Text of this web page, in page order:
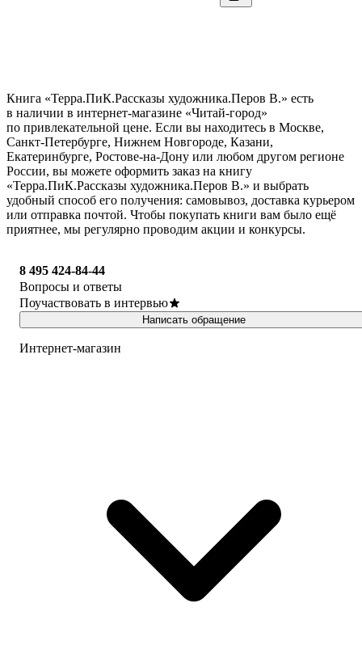
Книга «Терра.ПиК.Рассказы художника.Перов В.» есть
в наличии в интернет-магазине «Читай-город»
по привлекательной цене. Если вы находитесь в Москве,
Санкт-Петербурге, Нижнем Новгороде, Казани,
Екатеринбурге, Ростове-на-Дону или любом другом регионе
России, вы можете оформить заказ на книгу
«Терра.ПиК.Рассказы художника.Перов В.» и выбрать
удобный способ его получения: самовывоз, доставка курьером
или отправка почтой. Чтобы покупать книги вам было ещё
приятнее, мы регулярно проводим акции и конкурсы.
8 495 424-84-44
Вопросы и ответы
Поучаствовать в интервью
Написать обращение
Интернет-магазин